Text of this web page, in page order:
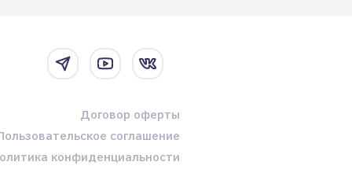
Договор оферты
соглашение
конфиденциальности